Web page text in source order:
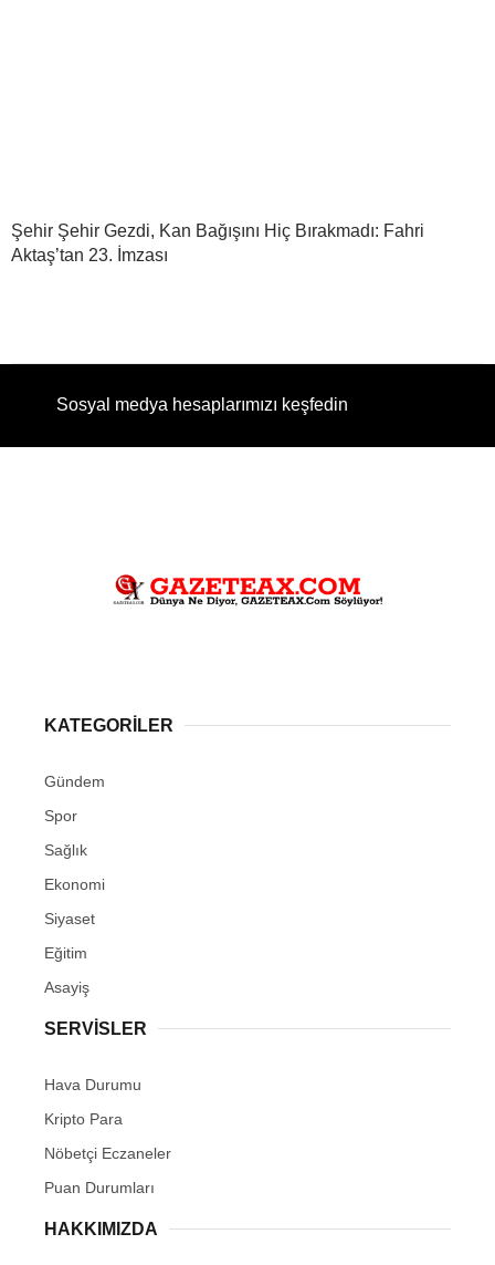
Şehir Şehir Gezdi, Kan Bağışını Hiç Bırakmadı: Fahri
Aktaş’tan 23. İmzası
Sosyal medya hesaplarımızı keşfedin
KATEGORİLER
Gündem
Spor
Sağlık
Ekonomi
Siyaset
Eğitim
Asayiş
SERVİSLER
Hava Durumu
Kripto Para
Nöbetçi Eczaneler
Puan Durumları
HAKKIMIZDA